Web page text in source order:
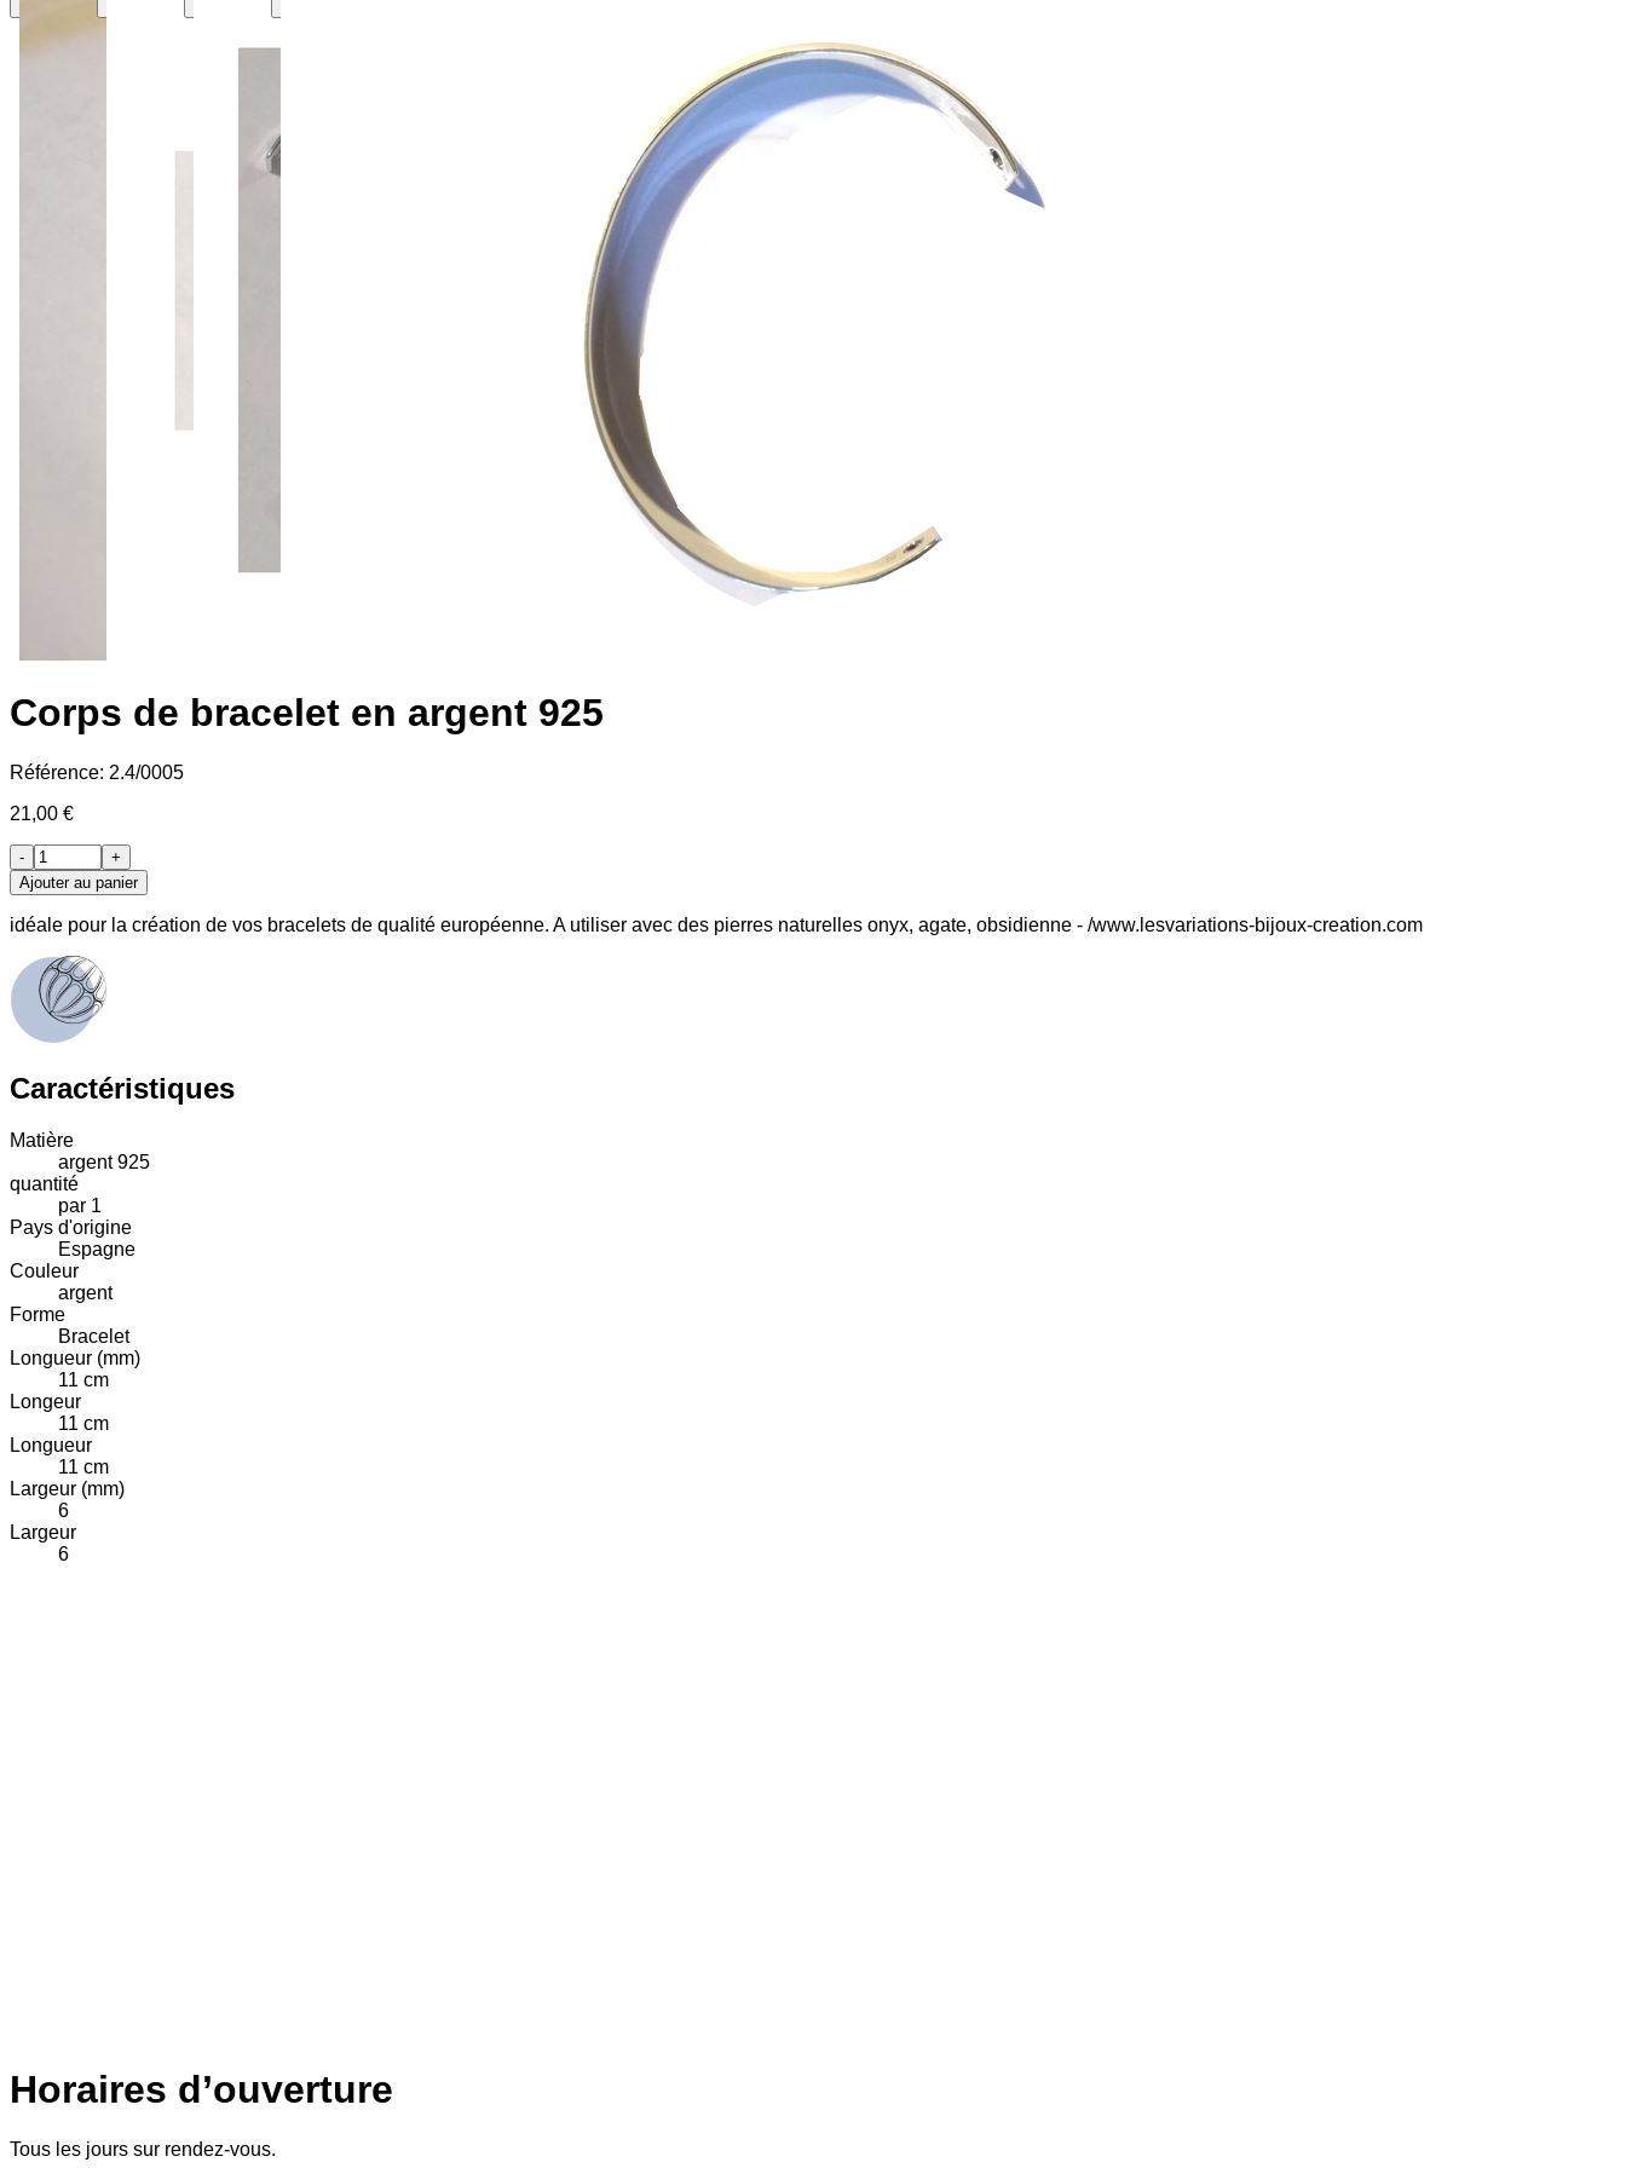
Corps de bracelet en argent 925
Référence: 2.4/0005
21,00 €
-
+
Ajouter au panier
idéale pour la création de vos bracelets de qualité européenne. A utiliser avec des pierres naturelles onyx, agate, obsidienne - /www.lesvariations-bijoux-creation.com
Caractéristiques
Matière
argent 925
quantité
par 1
Pays d'origine
Espagne
Couleur
argent
Forme
Bracelet
Longueur (mm)
11 cm
Longeur
11 cm
Longueur
11 cm
Largeur (mm)
6
Largeur
6
Horaires d’ouverture
Tous les jours sur rendez-vous.